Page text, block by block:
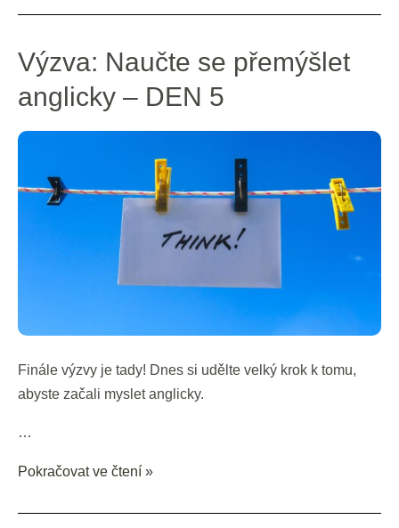
Výzva: Naučte se přemýšlet
anglicky – DEN 5
Finále výzvy je tady! Dnes si udělte velký krok k tomu,
abyste začali myslet anglicky.
…
Výzva:
Naučte
se
přemýšlet
DEN
Pokračovat ve čtení »